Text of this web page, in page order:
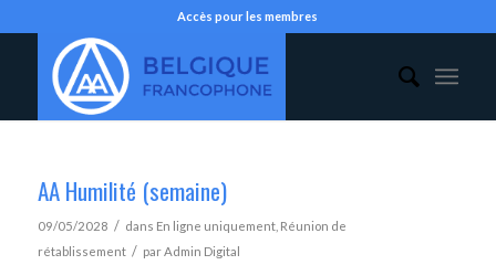
Accès pour les membres
AA Humilité (semaine)
09/05/2028 / dans En ligne uniquement, Réunion de
rétablissement / parAdmin Digital